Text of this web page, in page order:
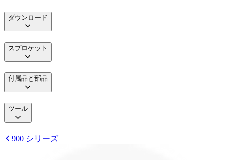
ダウンロード
スプロケット
付属品と部品
ツール
900 シリーズ